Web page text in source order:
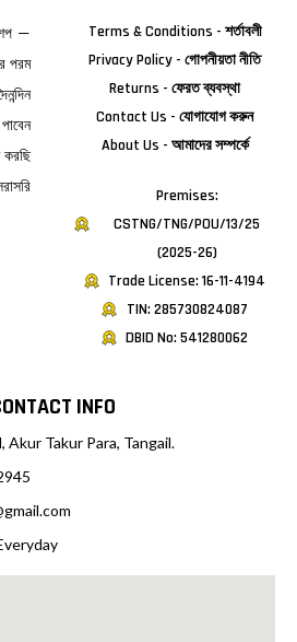
শপ —
পরম
করছি
Terms & Conditions - শর্তাবলী
Privacy Policy - গোপনীয়তা নীতি
Returns - ফেরত ব্যবস্থা
Contact Us - যোগাযোগ করুন
About Us - আমাদের সম্পর্কে
Premises:
CSTNG/TNG/POU/13/25
(2025-26)
Trade License: 16-11-4194
TIN: 285730824087
DBID No: 541280062
INFO
Akur Takur Para, Tangail.